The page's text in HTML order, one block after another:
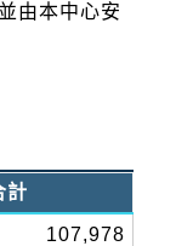
由本中心安
計
107,978